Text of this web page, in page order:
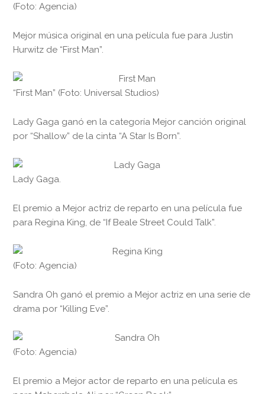
(Foto: Agencia)
Mejor música original en una película fue para Justin
Hurwitz de “First Man”.
“First Man” (Foto: Universal Studios)
Lady Gaga ganó en la categoría Mejor canción original
por “Shallow” de la cinta “A Star Is Born”.
Lady Gaga.
El premio a Mejor actriz de reparto en una película fue
para Regina King, de “If Beale Street Could Talk”.
(Foto: Agencia)
Sandra Oh ganó el premio a Mejor actriz en una serie de
drama por “Killing Eve”.
(Foto: Agencia)
El premio a Mejor actor de reparto en una película es